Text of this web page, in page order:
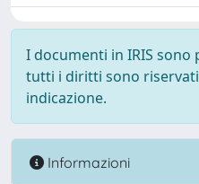
I documenti in IRIS
tutti i diritti sono
indicazione.
Informazioni